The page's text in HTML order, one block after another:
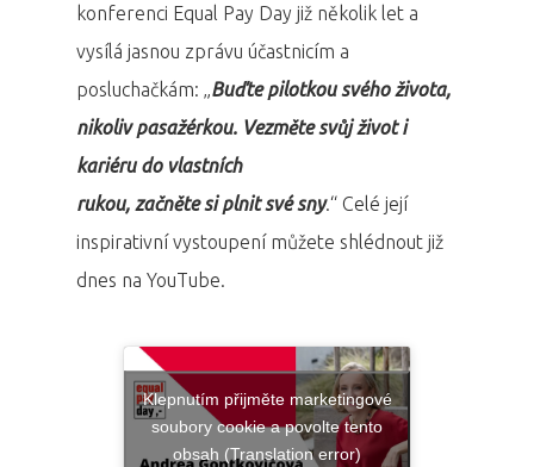
konferenci Equal Pay Day již několik let a
vysílá jasnou zprávu účastnicím a
posluchačkám: „Buďte pilotkou svého života,
nikoliv pasažérkou. Vezměte svůj život i
kariéru do vlastních
rukou, začněte si plnit své sny.“ Celé její
inspirativní vystoupení můžete shlédnout již
dnes na YouTube.
Klepnutím přijměte marketingové
soubory cookie a povolte tento
obsah (Translation error)